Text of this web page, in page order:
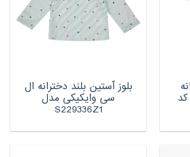
بلوز آستین بلند دخترانه ال
سی وایکیکی مدل
S229336Z1